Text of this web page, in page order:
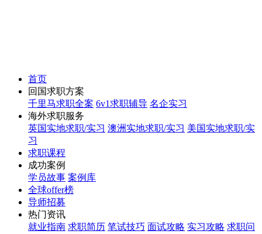
首页
回国求职方案
千里马求职全案 6v1求职辅导 名企实习
海外求职服务
英国实地求职/实习 澳洲实地求职/实习 美国实地求职/实
习
求职课程
成功案例
学员故事 案例库
全球offer榜
导师招募
热门资讯
就业指南 求职简历 笔试技巧 面试攻略 实习攻略 求职问